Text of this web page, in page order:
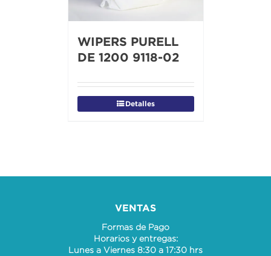
WIPERS PURELL
DE 1200 9118-02
Detalles
VENTAS
Formas de Pago
Horarios y entregas:
Lunes a Viernes 8:30 a 17:30 hrs